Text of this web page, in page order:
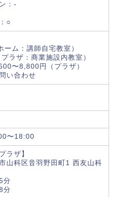
：-
○
ーム：講師自宅教室）
ラザ：商業施設内教室）
〜8,800円（プラザ）
い合わせ
〜18:00
ラザ】
山科区音羽野田町1 西友山科
分
分